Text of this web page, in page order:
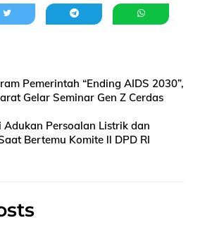
Pemerintah “Ending AIDS 2030”,
Gelar Seminar Gen Z Cerdas
Adukan Persoalan Listrik dan
Bertemu Komite ll DPD RI